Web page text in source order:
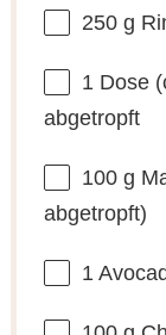
250 g
1Dose
abgetropft
100 g
abgetropft)
1